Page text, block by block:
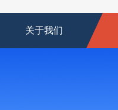
关于我们